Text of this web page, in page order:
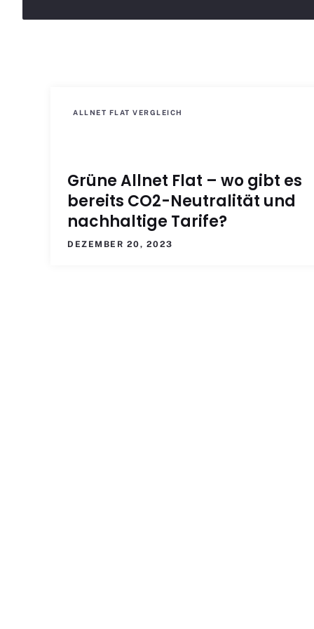
ALLNET FLAT VERGLEICH
Grüne Allnet Flat – wo gibt es
bereits CO2-Neutralität und
nachhaltige Tarife?
DEZEMBER 20, 2023